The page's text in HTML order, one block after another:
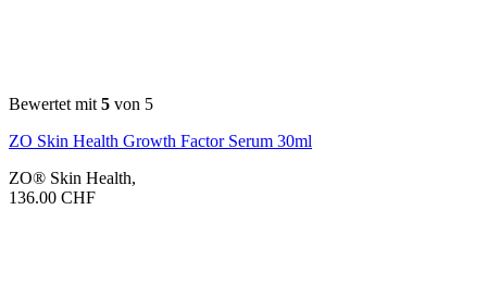
Bewertet mit 5 von 5
ZO Skin Health Growth Factor Serum 30ml
ZO® Skin Health,
136.00 CHF